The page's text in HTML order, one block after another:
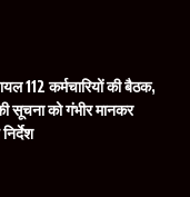
112 कर्मचारियों की बैठक,
सूचना को गंभीर मानकर